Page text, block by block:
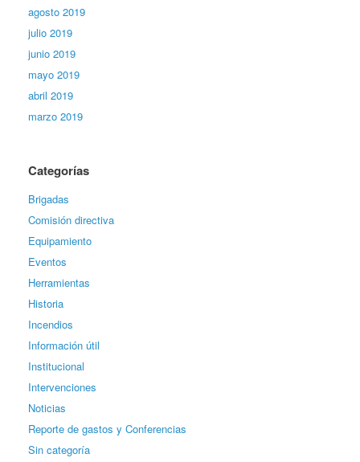
agosto 2019
julio 2019
junio 2019
mayo 2019
abril 2019
marzo 2019
Categorías
Brigadas
Comisión directiva
Equipamiento
Eventos
Herramientas
Historia
Incendios
Información útil
Institucional
Intervenciones
Noticias
Reporte de gastos y Conferencias
Sin categoría